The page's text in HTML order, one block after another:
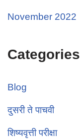
November 2022
Categories
Blog
दुसरी ते पाचवी
शिष्यवृत्ती परीक्षा